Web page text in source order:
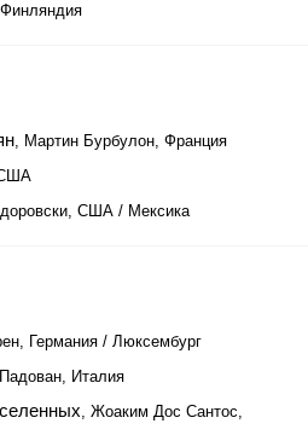
, Мартин Бурбулон, Франция
США / Мексика
Германия / Люксембург
Италия
, Жоаким Дос Сантос,